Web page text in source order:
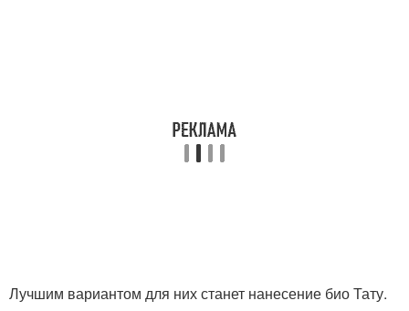
Лучшим вариантом для них станет нанесение био Тату.